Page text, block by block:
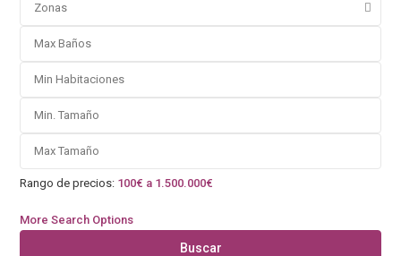
Zonas
Rango de precios: 100€ a 1.500.000€
More Search Options
Buscar